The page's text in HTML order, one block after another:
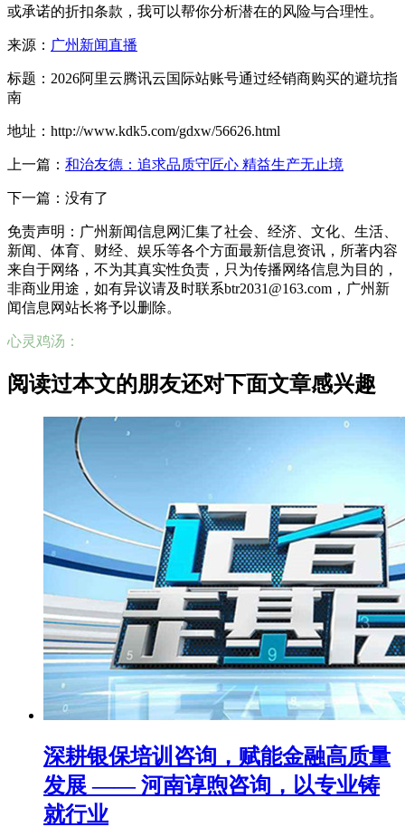
或承诺的折扣条款，我可以帮你分析潜在的风险与合理性。
来源： 广州新闻直播
标题：2026阿里云腾讯云国际站账号通过经销商购买的避坑指
南
地址：http://www.kdk5.com/gdxw/56626.html
上一篇： 和治友德：追求品质守匠心 精益生产无止境
下一篇：没有了
免责声明：广州新闻信息网汇集了社会、经济、文化、生活、
新闻、体育、财经、娱乐等各个方面最新信息资讯，所著内容
来自于网络，不为其真实性负责，只为传播网络信息为目的，
非商业用途，如有异议请及时联系btr2031@163.com，广州新
闻信息网站长将予以删除。
心灵鸡汤：
阅读过本文的朋友还对下面文章感兴趣
深耕银保培训咨询，赋能金融高质量
发展 —— 河南谆煦咨询，以专业铸
就行业